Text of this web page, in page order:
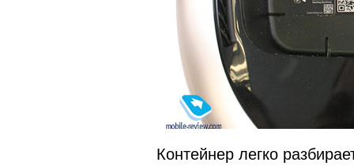
Контейнер легко